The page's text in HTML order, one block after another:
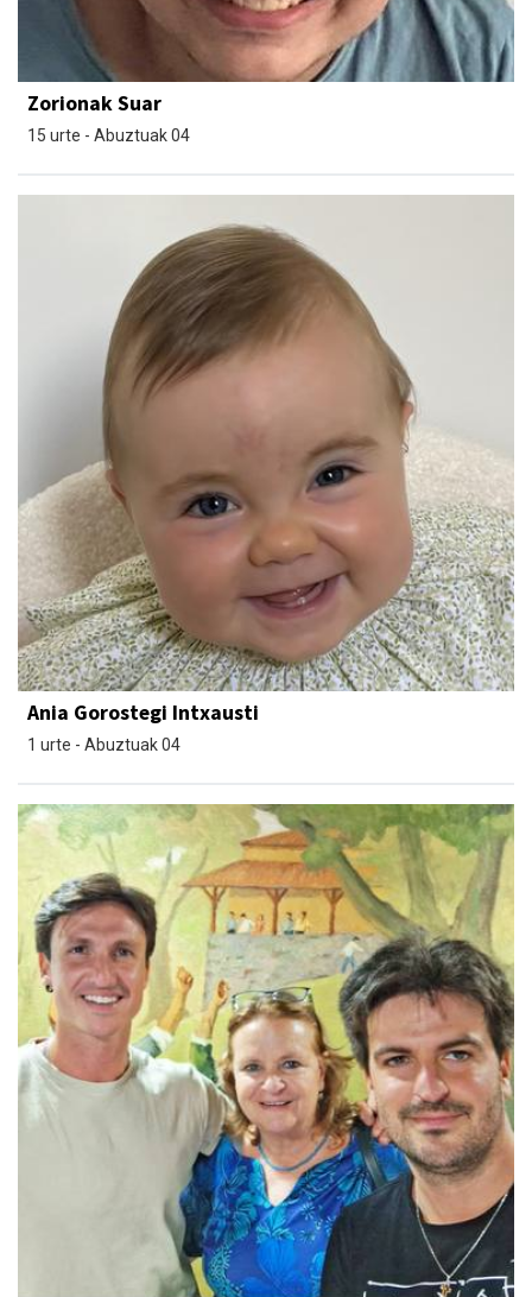
Zorionak Suar
15 urte - Abuztuak 04
Ania Gorostegi Intxausti
1 urte - Abuztuak 04